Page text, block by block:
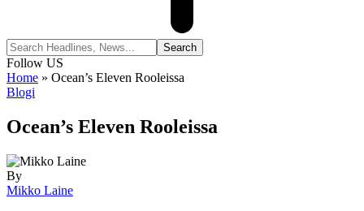
Follow US
Home » Ocean’s Eleven Rooleissa
Blogi
Ocean’s Eleven Rooleissa
By
Mikko Laine